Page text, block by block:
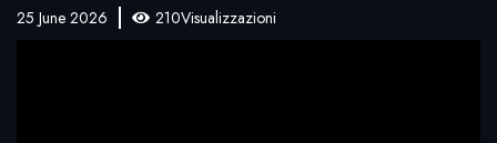
25 June 2026 210Visualizzazioni